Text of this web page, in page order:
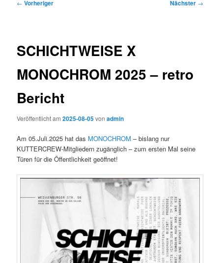
← Vorheriger Nächster →
SCHICHTWEISE X
MONOCHROM 2025 – retro
Bericht
Veröffentlicht am2025-08-05vonadmin
Am 05.Juli.2025 hat das MONOCHROM – bislang nur
KUTTERCREW-Mitgliedern zugänglich – zum ersten Mal seine
Türen für die Öffentlichkeit geöffnet!